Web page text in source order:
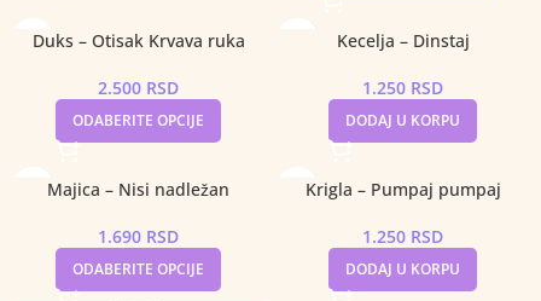
Duks – Otisak Krvava ruka
2.500 RSD
ODABERITE OPCIJE
Kecelja – Dinstaj
1.250 RSD
DODAJ U KORPU
Majica – Nisi nadležan
1.690 RSD
ODABERITE OPCIJE
Krigla – Pumpaj pumpaj
1.250 RSD
DODAJ U KORPU